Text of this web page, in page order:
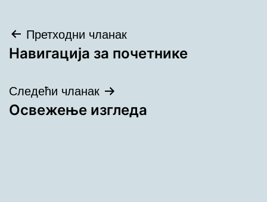
Кретање
чланка
Претходни чланак
Навигација за почетнике
Следећи чланак
Oсвежење изгледа